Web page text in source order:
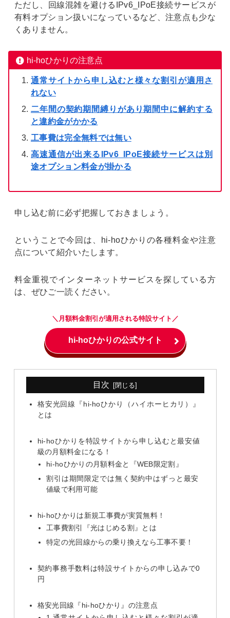
ただし、回線混雑を避けるIPv6_IPoE接続サービスが
有料オプション扱いになっているなど、注意点も少な
くありません。
hi-hoひかりの注意点
通常サイトから申し込むと様々な割引が適用さ
れない
二年間の契約期間縛りがあり期間中に解約する
と違約金がかかる
工事費は完全無料では無い
高速通信が出来るIPv6_IPoE接続サービスは別
途オプション料金が掛かる
申し込む前に必ず把握しておきましょう。
ということで今回は、hi-hoひかりの各種料金や注意
点について紹介いたします。
料金重視でインターネットサービスを探している方
は、ぜひご一読ください。
＼月額料金割引が適用される特設サイト／
hi-hoひかりの公式サイト
目次
格安光回線『hi-hoひかり（ハイホーヒカリ）』
とは
hi-hoひかりを特設サイトから申し込むと最安値
級の月額料金になる！
hi-hoひかりの月額料金と『WEB限定割』
割引は期間限定では無く契約中はずっと最安
値級で利用可能
hi-hoひかりは新規工事費が実質無料！
工事費割引『光はじめる割』とは
特定の光回線からの乗り換えなら工事不要！
契約事務手数料は特設サイトからの申し込みで0
円
格安光回線『hi-hoひかり』の注意点